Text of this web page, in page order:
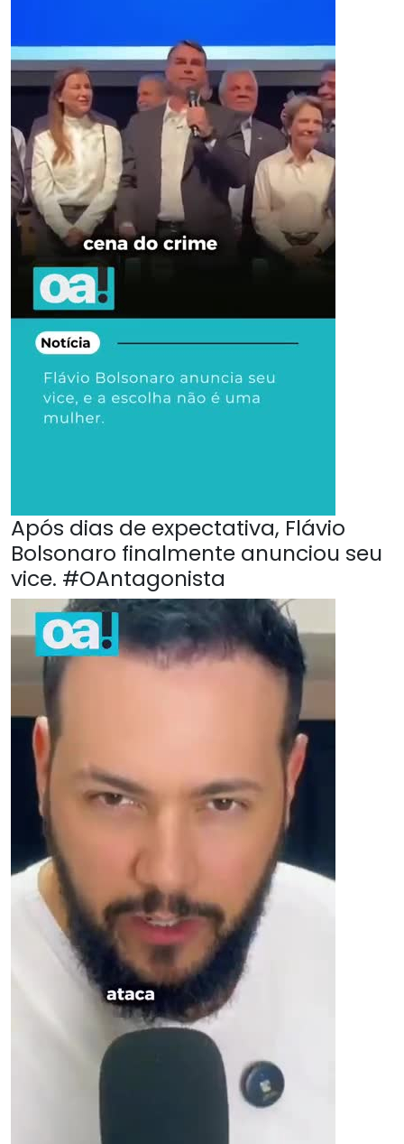
Após dias de expectativa, Flávio
Bolsonaro finalmente anunciou seu
vice. #OAntagonista